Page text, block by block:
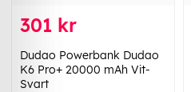
301 kr
Dudao Powerbank Dudao
K6 Pro+ 20000 mAh Vit-
Svart